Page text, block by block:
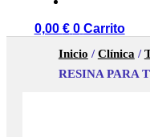
0,00 € 0 Carrito
Inicio /Clínica /
RESINA PARA